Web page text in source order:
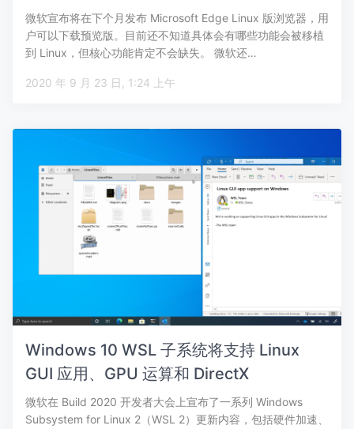
微软宣布将在下个月发布 Microsoft Edge Linux 版浏览器，用
户可以下载预览版。目前还不知道具体会有哪些功能会被移植
到 Linux，但核心功能肯定不会缺失。 微软还…
2020 年 9 月 23 日, 1:24 上午
Windows 10 WSL 子系统将支持 Linux
GUI 应用、GPU 运算和 DirectX
微软在 Build 2020 开发者大会上宣布了一系列 Windows
Subsystem for Linux 2（WSL 2）更新内容，包括硬件加速、